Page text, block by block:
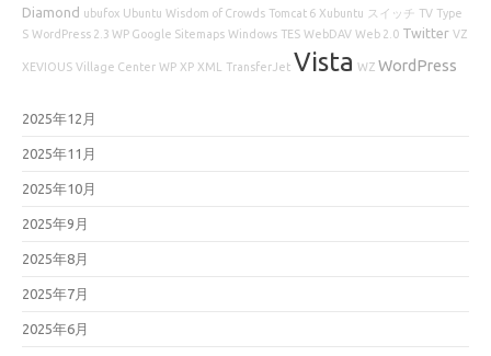
Diamond ubufox Ubuntu Wisdom of Crowds Tomcat 6 Xubuntu スイッチ TV Type
S WordPress 2.3 WP Google Sitemaps Windows TES WebDAV Web 2.0 Twitter VZ
XEVIOUS Village Center WP XP XML TransferJet Vista WZ WordPress
2025年12月
2025年11月
2025年10月
2025年9月
2025年8月
2025年7月
2025年6月